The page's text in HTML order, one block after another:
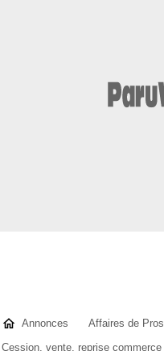
Annonces Affaires de Pros
Cession, vente, reprise commerce